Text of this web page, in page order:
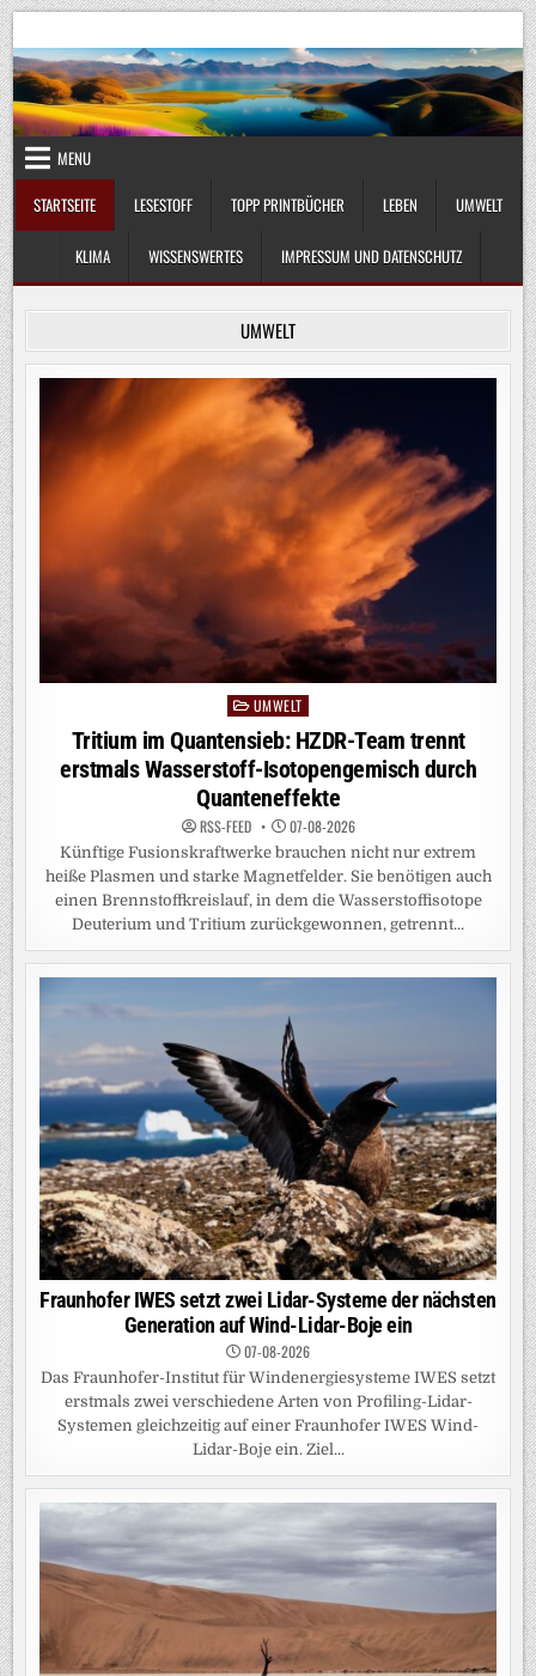
Skip
to
content
UmweltKlima.com
MENU
STARTSEITE
LESESTOFF TOPP PRINTBÜCHER LEBEN UMWELT
KLIMA WISSENSWERTES IMPRESSUM UND DATENSCHUTZ
UMWELT
PostedUMWELT
Tritium im Quantensieb: HZDR-Team trennt
erstmals Wasserstoff-Isotopengemisch durch
Quanteneffekte
RSS-FEED 07-08-2026
Künftige Fusionskraftwerke brauchen nicht nur extrem
heiße Plasmen und starke Magnetfelder. Sie benötigen auch
einen Brennstoffkreislauf, in dem die Wasserstoffisotope
Deuterium und Tritium zurückgewonnen, getrennt...
Fraunhofer IWES setzt zwei Lidar-Systeme der nächsten
Generation auf Wind-Lidar-Boje ein
07-08-2026
Das Fraunhofer-Institut für Windenergiesysteme IWES setzt
erstmals zwei verschiedene Arten von Profiling-Lidar-
Systemen gleichzeitig auf einer Fraunhofer IWES Wind-
Lidar-Boje ein. Ziel...